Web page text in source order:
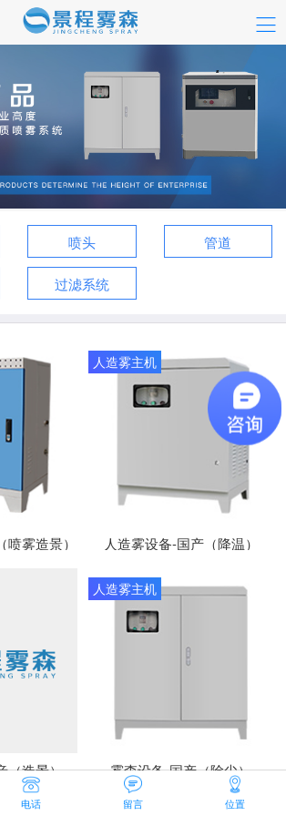
喷头 管道
过滤系统
雾造景）
人造雾主机
人造雾设备-国产（降温）
（造景）
人造雾主机
雾森设备-国产（除尘）
电话 留言 位置